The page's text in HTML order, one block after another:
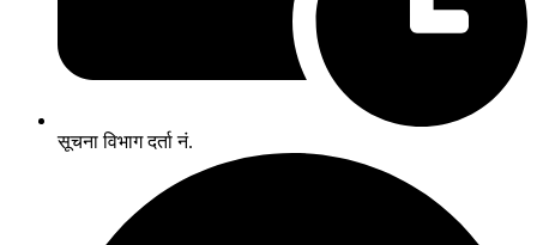
सूचना विभाग दर्ता नं.